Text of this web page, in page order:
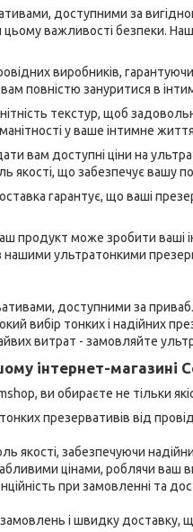
доступними за
важливості безпеки.
виробників,
повністю зануритися в
текстур, щоб
у ваше інтимне
вам доступні ціни на
якості, що забезпечує вашу
гарантує, що ваші
продукт може зробити
нашими ультратонкими
доступними за
вибір тонких і надійних
витрат - замовляйте
інтернет-магазині
ви обираєте не тільки
презервативів від
якості, забезпечуючи
цінами, роблячи ваш
при замовленні та
і швидку